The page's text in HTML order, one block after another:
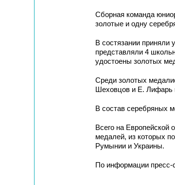
Сборная команда
золотые и одну
В состязании приняли
представляли 4
удостоены золотых
Среди золотых
Шеховцов и Е. Лифарь
В состав серебряных
Всего на Европейской
медалей, из которых
Румынии и Украины.
По информации